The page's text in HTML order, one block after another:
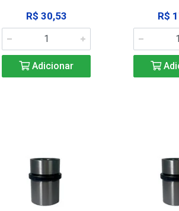
R$ 30,53
Adicionar
R$